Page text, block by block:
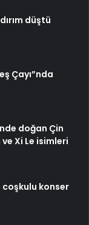
düştü
Çayı”nda
doğan Çin
Xi Le isimleri
coşkulu konser